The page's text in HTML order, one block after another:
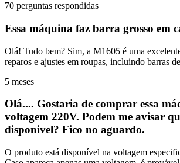
70 perguntas respondidas
Essa máquina faz barra grosso em
Olá! Tudo bem? Sim, a M1605 é uma
reparos e ajustes em roupas, incluindo barras
5 meses
Olá.... Gostaria de comprar essa
voltagem 220V. Podem me avisar
disponivel? Fico no aguardo.
O produto está disponível na voltagem